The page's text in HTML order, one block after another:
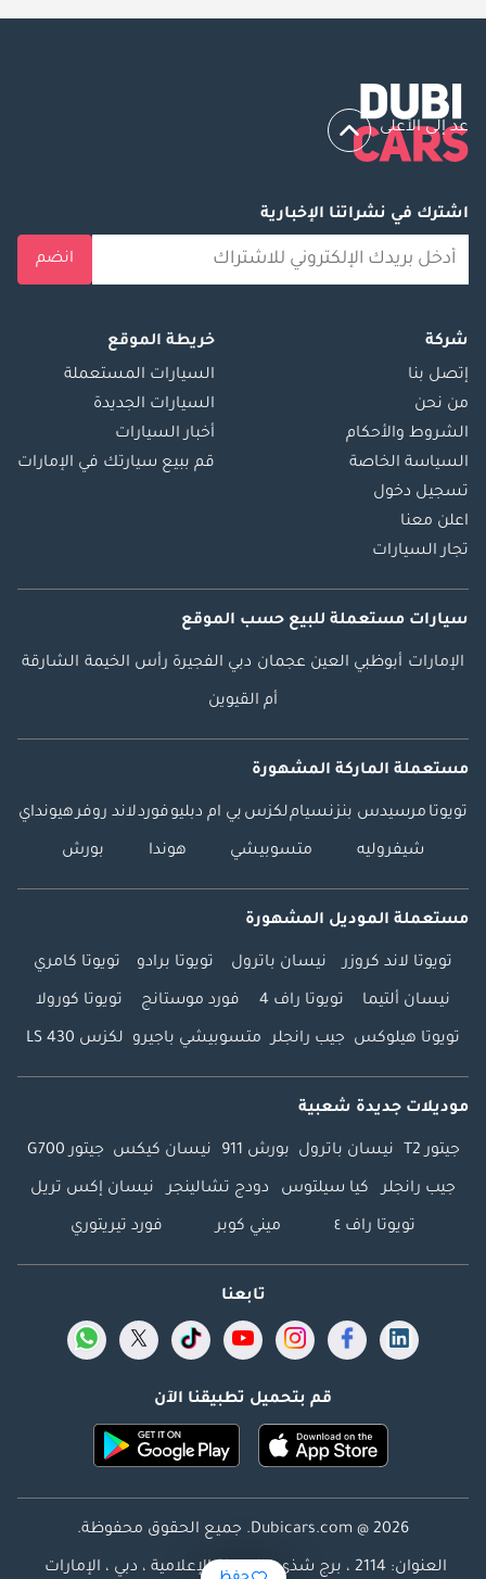
عد إلى الأعلى
اشترك في نشراتنا الإخبارية
انضم
شركة
إتصل بنا
من نحن
الشروط والأحكام
السياسة الخاصة
تسجيل دخول
اعلن معنا
تجار السيارات
خريطة الموقع
السيارات المستعملة
السيارات الجديدة
أخبار السيارات
قم ببيع سيارتك في الإمارات
سيارات مستعملة للبيع حسب الموقع
الإمارات أبوظبي العين عجمان دبي الفجيرة رأس الخيمة الشارقة
أم القيوين
مستعملة الماركة المشهورة
تويوتا مرسيدس بنزنسياملكزس بي ام دبليوفوردلاند روفرهيونداي
شيفروليه متسوبيشي هوندا بورش
مستعملة الموديل المشهورة
تويوتا لاند كروزر نيسان باترول تويوتا برادو تويوتا كامري
نيسان ألتيما تويوتا راف 4 فورد موستانج تويوتا كورولا
تويوتا هيلوكس جيب رانجلر متسوبيشي باجيرو لكزس LS 430
موديلات جديدة شعبية
جيتور T2 نيسان باترول بورش 911 نيسان كيكس جيتور G700
جيب رانجلر كيا سيلتوس دودج تشالينجر نيسان إكس تريل
تويوتا راف ٤ ميني كوبر فورد تيريتوري
تابعنا
قم بتحميل تطبيقنا الآن
Dubicars.com @ 2026. جميع الحقوق محفوظة.
العنوان: 2114 ، برج شذى ، المدينة الإعلامية ، دبي ، الإمارات